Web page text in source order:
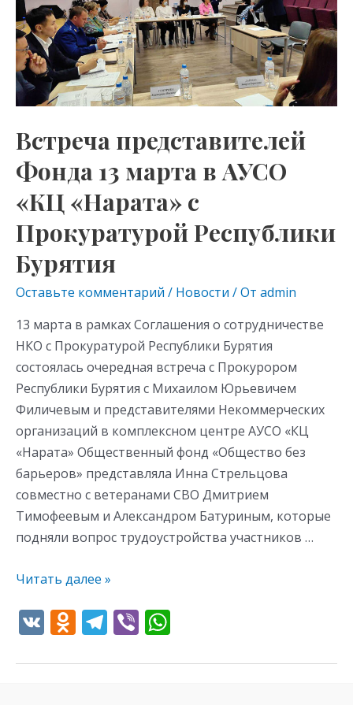
Встреча представителей
Фонда 13 марта в АУСО
«КЦ «Нарата» с
Прокуратурой Республики
Бурятия
Оставьте комментарий / Новости / От admin
13 марта в рамках Соглашения о сотрудничестве
НКО с Прокуратурой Республики Бурятия
состоялась очередная встреча с Прокурором
Республики Бурятия с Михаилом Юрьевичем
Филичевым и представителями Некоммерческих
организаций в комплексном центре АУСО «КЦ
«Нарата» Общественный фонд «Общество без
барьеров» представляла Инна Стрельцова
совместно с ветеранами СВО Дмитрием
Тимофеевым и Александром Батуриным, которые
подняли вопрос трудоустройства участников …
13
марта
в
АУСО
«КЦ
с
Прокуратурой
Республики
Бурятия
Читать далее »
V O
n
T
e
Vi
er at